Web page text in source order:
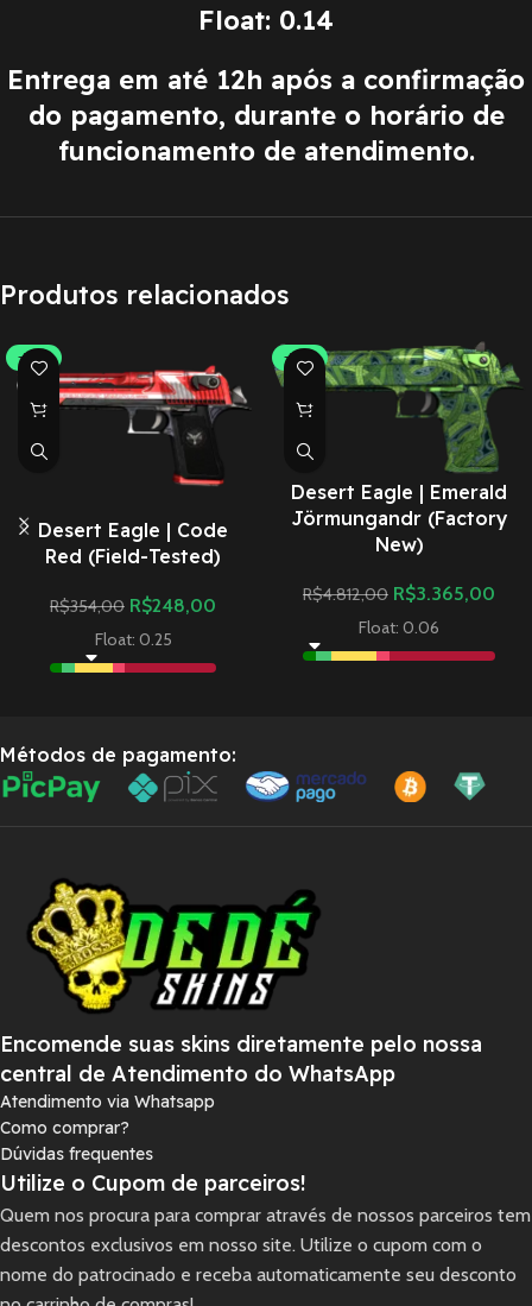
Float: 0.14
Entrega em até 12h após a confirmação
do pagamento, durante o horário de
funcionamento de atendimento.
Produtos relacionados
-30%
Desert Eagle | Code
Red (Field-Tested)
R$354,00 R$248,00
Float: 0.25
-30%
Desert Eagle | Emerald
Jörmungandr (Factory
New)
R$4.812,00 R$3.365,00
Float: 0.06
Métodos de pagamento:
Encomende suas skins diretamente pelo nossa
central de Atendimento do WhatsApp
Atendimento via Whatsapp
Como comprar?
Dúvidas frequentes
Utilize o Cupom de parceiros!
Quem nos procura para comprar através de nossos parceiros tem
descontos exclusivos em nosso site. Utilize o cupom com o
nome do patrocinado e receba automaticamente seu desconto